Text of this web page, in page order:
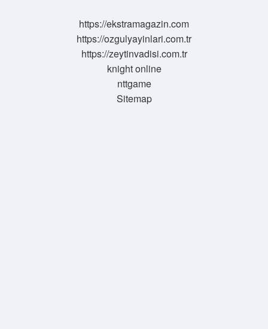
https://ekstramagazin.com
https://ozgulyayinlari.com.tr
https://zeytinvadisi.com.tr
knight online
nttgame
Sitemap